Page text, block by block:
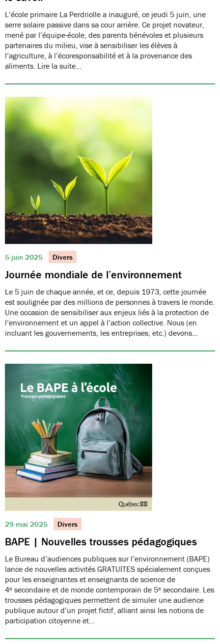
L’école primaire La Perdriolle a inauguré, ce jeudi 5 juin, une
serre solaire passive dans sa cour arrière. Ce projet novateur,
mené par l’équipe-école, des parents bénévoles et plusieurs
partenaires du milieu, vise à sensibiliser les élèves à
l’agriculture, à l’écoresponsabilité et à la provenance des
aliments. Lire la suite…
5 juin 2025 Divers
Journée mondiale de l’environnement
Le 5 juin de chaque année, et ce, depuis 1973, cette journée
est soulignée par des millions de personnes à travers le monde.
Une occasion de sensibiliser aux enjeux liés à la protection de
l’environnement et un appel à l’action collective. Nous (en
incluant les gouvernements, les entreprises, etc.) devons…
29 mai 2025 Divers
BAPE | Nouvelles trousses pédagogiques
Le Bureau d’audiences publiques sur l’environnement (BAPE)
lance de nouvelles activités GRATUITES spécialement conçues
pour les enseignantes et enseignants de science de
4ᵉ secondaire et de monde contemporain de 5ᵉ secondaire. Les
trousses pédagogiques permettent de simuler une audience
publique autour d’un projet fictif, alliant ainsi les notions de
participation citoyenne et…